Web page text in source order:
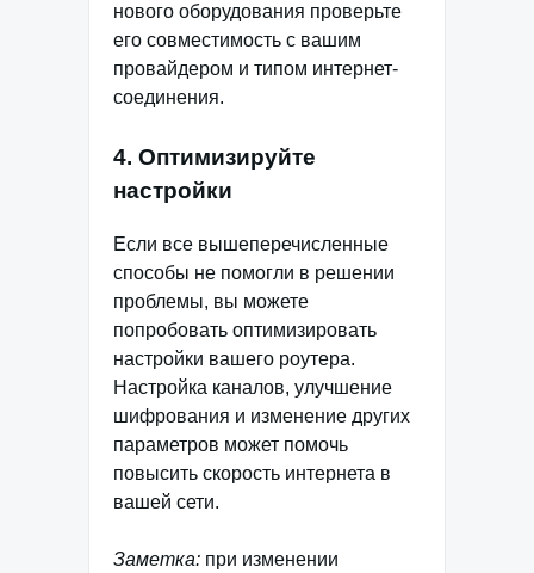
нового оборудования проверьте
его совместимость с вашим
провайдером и типом интернет-
соединения.
4. Оптимизируйте
настройки
Если все вышеперечисленные
способы не помогли в решении
проблемы, вы можете
попробовать оптимизировать
настройки вашего роутера.
Настройка каналов, улучшение
шифрования и изменение других
параметров может помочь
повысить скорость интернета в
вашей сети.
Заметка: при изменении